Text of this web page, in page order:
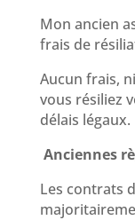
Mon ancien
frais de
Aucun frais,
vous résiliez
délais légaux.
Anciennes
Les contrats